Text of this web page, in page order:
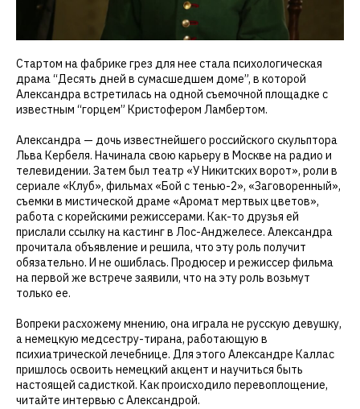
Стартом на фабрике грез для нее стала психологическая
драма “Десять дней в сумасшедшем доме”, в которой
Александра встретилась на одной съемочной площадке с
известным “горцем” Кристофером Ламбертом.
Александра — дочь известнейшего российского скульптора
Льва Кербеля. Начинала свою карьеру в Москве на радио и
телевидении. Затем был театр «У Никитских ворот», роли в
сериале «Клуб», фильмах «Бой с тенью-2», «Заговоренный»,
съемки в мистической драме «Аромат мертвых цветов»,
работа с корейскими режиссерами. Как-то друзья ей
прислали ссылку на кастинг в Лос-Анджелесе. Александра
прочитала объявление и решила, что эту роль получит
обязательно. И не ошиблась. Продюсер и режиссер фильма
на первой же встрече заявили, что на эту роль возьмут
только ее.
Вопреки расхожему мнению, она играла не русскую девушку,
а немецкую медсестру-тирана, работающую в
психиатрической лечебнице. Для этого Александре Каллас
пришлось освоить немецкий акцент и научиться быть
настоящей садисткой. Как происходило перевоплощение,
читайте интервью с Александрой.